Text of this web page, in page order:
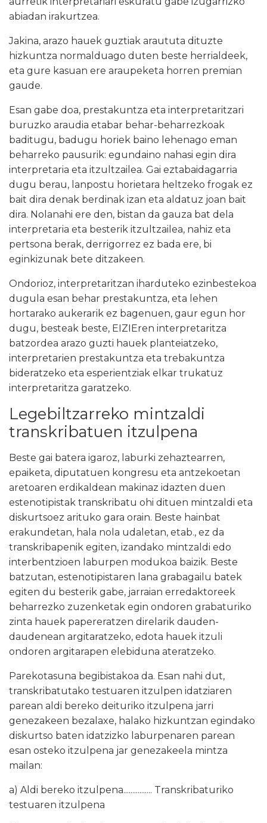
abiadan irakurtzea.
Jakina, arazo hauek guztiak araututa dituzte
hizkuntza normalduago duten beste herrialdeek,
eta gure kasuan ere araupeketa horren premian
gaude.
Esan gabe doa, prestakuntza eta interpretaritzari
buruzko araudia etabar behar-beharrezkoak
baditugu, badugu horiek baino lehenago eman
beharreko pausurik: egundaino nahasi egin dira
interpretaria eta itzultzailea. Gai eztabaidagarria
dugu berau, lanpostu horietara heltzeko frogak ez
bait dira denak berdinak izan eta aldatuz joan bait
dira. Nolanahi ere den, bistan da gauza bat dela
interpretaria eta besterik itzultzailea, nahiz eta
pertsona berak, derrigorrez ez bada ere, bi
eginkizunak bete ditzakeen.
Ondorioz, interpretaritzan iharduteko ezinbestekoa
dugula esan behar prestakuntza, eta lehen
hortarako aukerarik ez bagenuen, gaur egun hor
dugu, besteak beste, EIZIEren interpretaritza
batzordea arazo guzti hauek planteiatzeko,
interpretarien prestakuntza eta trebakuntza
bideratzeko eta esperientziak elkar trukatuz
interpretaritza garatzeko.
Legebiltzarreko mintzaldi
transkribatuen itzulpena
Beste gai batera igaroz, laburki zehaztearren,
epaiketa, diputatuen kongresu eta antzekoetan
aretoaren erdikaldean makinaz idazten duen
estenotipistak transkribatu ohi dituen mintzaldi eta
diskurtsoez arituko gara orain. Beste hainbat
erakundetan, hala nola udaletan, etab., ez da
transkribapenik egiten, izandako mintzaldi edo
interbentzioen laburpen modukoa baizik. Beste
batzutan, estenotipistaren lana grabagailu batek
egiten du besterik gabe, jarraian erredaktoreek
beharrezko zuzenketak egin ondoren grabaturiko
zinta hauek papereratzen direlarik dauden-
daudenean argitaratzeko, edota hauek itzuli
ondoren argitarapen elebiduna ateratzeko.
Parekotasuna begibistakoa da. Esan nahi dut,
transkribatutako testuaren itzulpen idatziaren
parean aldi bereko deituriko itzulpena jarri
genezakeen bezalaxe, halako hizkuntzan egindako
diskurtso baten idatzizko laburpenaren parean
esan osteko itzulpena jar genezakeela mintza
mailan:
a) Aldi bereko itzulpena................ Transkribaturiko
testuaren itzulpena